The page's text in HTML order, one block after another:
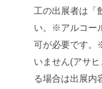
工の出展者は「
い。
※アルコー
可が必要です。
いません(アサ
る場合は出展内